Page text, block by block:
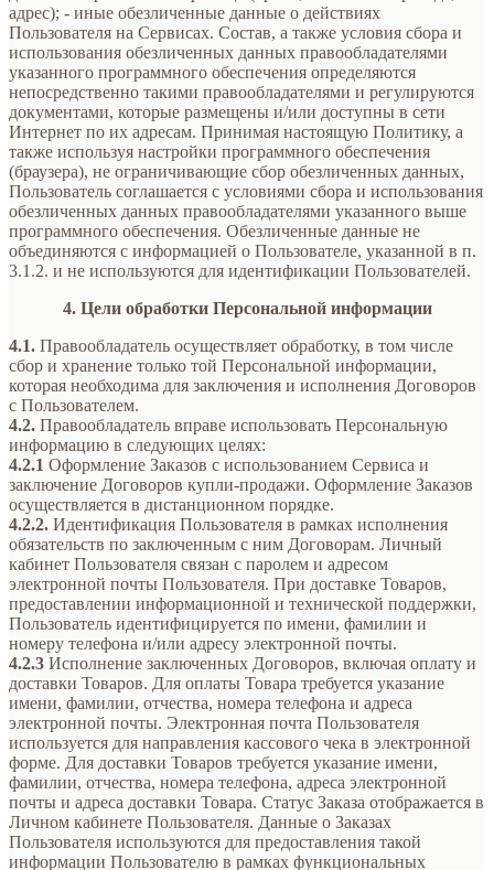
адрес); - иные обезличенные данные о действиях
Пользователя на Сервисах. Состав, а также условия сбора и
использования обезличенных данных правообладателями
указанного программного обеспечения определяются
непосредственно такими правообладателями и регулируются
документами, которые размещены и/или доступны в сети
Интернет по их адресам. Принимая настоящую Политику, а
также используя настройки программного обеспечения
(браузера), не ограничивающие сбор обезличенных данных,
Пользователь соглашается с условиями сбора и использования
обезличенных данных правообладателями указанного выше
программного обеспечения. Обезличенные данные не
объединяются с информацией о Пользователе, указанной в п.
3.1.2. и не используются для идентификации Пользователей.
4. Цели обработки Персональной информации
4.1. Правообладатель осуществляет обработку, в том числе
сбор и хранение только той Персональной информации,
которая необходима для заключения и исполнения Договоров
с Пользователем.
4.2. Правообладатель вправе использовать Персональную
информацию в следующих целях:
4.2.1 Оформление Заказов с использованием Сервиса и
заключение Договоров купли-продажи. Оформление Заказов
осуществляется в дистанционном порядке.
4.2.2. Идентификация Пользователя в рамках исполнения
обязательств по заключенным с ним Договорам. Личный
кабинет Пользователя связан с паролем и адресом
электронной почты Пользователя. При доставке Товаров,
предоставлении информационной и технической поддержки,
Пользователь идентифицируется по имени, фамилии и
номеру телефона и/или адресу электронной почты.
4.2.3 Исполнение заключенных Договоров, включая оплату и
доставки Товаров. Для оплаты Товара требуется указание
имени, фамилии, отчества, номера телефона и адреса
электронной почты. Электронная почта Пользователя
используется для направления кассового чека в электронной
форме. Для доставки Товаров требуется указание имени,
фамилии, отчества, номера телефона, адреса электронной
почты и адреса доставки Товара. Статус Заказа отображается в
Личном кабинете Пользователя. Данные о Заказах
Пользователя используются для предоставления такой
информации Пользователю в рамках функциональных